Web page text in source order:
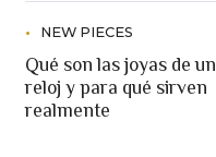
NEW PIECES
Qué son las joyas de un
reloj y para qué sirven
realmente